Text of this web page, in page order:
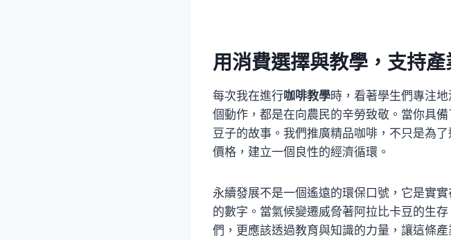
用消費選擇與教學，支持
每次我在進行咖啡教學時，看著學生們專注
個動作，都是在向農民的辛勞致敬。當你具
豆子的故事。我們推廣精品咖啡，不只是為
價格，建立一個良性的經濟循環。
永續發展不是一個遙遠的環保口號，它是實
的數字。當氣候變遷威脅著阿拉比卡豆的生
們，更應該透過教育與知識的力量，讓這條產